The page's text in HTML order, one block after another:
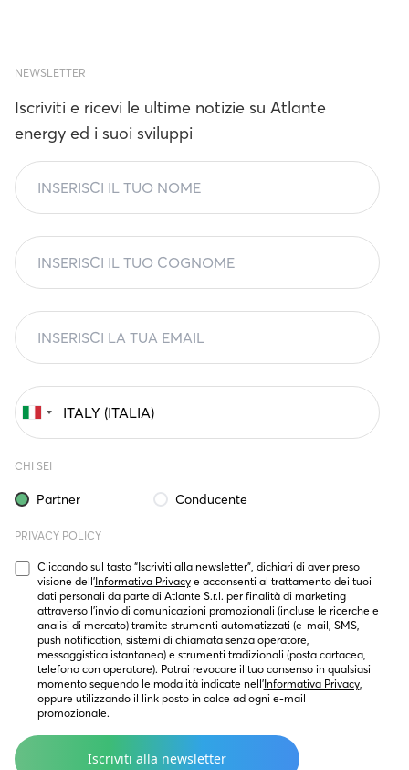
NEWSLETTER
Iscriviti e ricevi le ultime notizie su Atlante
energy ed i suoi sviluppi
CHI SEI
Partner Conducente
PRIVACY POLICY
Cliccando sul tasto “Iscriviti alla newsletter”, dichiari di aver preso
visione dell’Informativa Privacy e acconsenti al trattamento dei tuoi
dati personali da parte di Atlante S.r.l. per finalità di marketing
attraverso l’invio di comunicazioni promozionali (incluse le ricerche e
analisi di mercato) tramite strumenti automatizzati (e-mail, SMS,
push notification, sistemi di chiamata senza operatore,
messaggistica istantanea) e strumenti tradizionali (posta cartacea,
telefono con operatore). Potrai revocare il tuo consenso in qualsiasi
momento seguendo le modalità indicate nell’Informativa Privacy,
oppure utilizzando il link posto in calce ad ogni e-mail
promozionale.